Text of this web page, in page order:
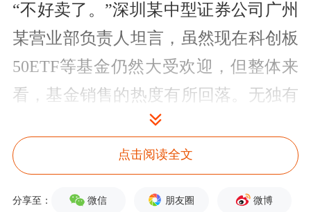
“不好卖了。”深圳某中型证券公司广州
某营业部负责人坦言，虽然现在科创板
50ETF等基金仍然大受欢迎，但整体来
看，基金销售的热度有所回落。无独有
偶，某股份制银行广州某支行一位客户
经理也透露了类似的情况。
基金销售的降温，也是结构性现象。上
点击阅读全文
分享至： 微信 朋友圈 微博